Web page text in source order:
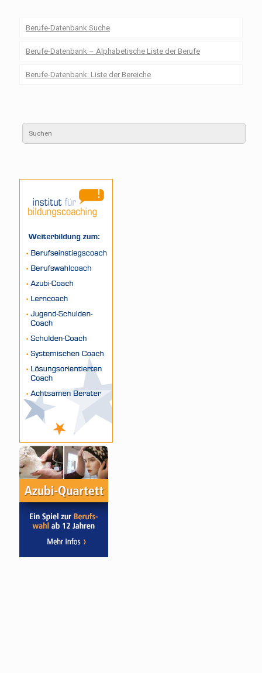
Berufe-Datenbank Suche
Berufe-Datenbank – Alphabetische Liste der Berufe
Berufe-Datenbank: Liste der Bereiche